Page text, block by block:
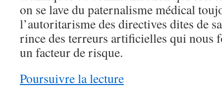
on se lave du paternalisme médical
l’autoritarisme des directives dites de
rince des terreurs artificielles qui nous
un facteur de risque.
Poursuivre la lecture